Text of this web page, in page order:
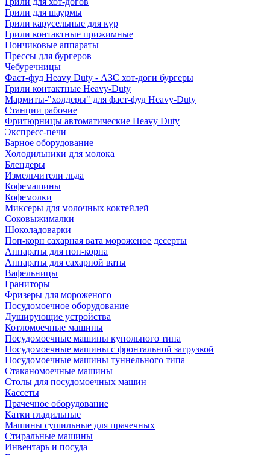
Грили для шаурмы
Грили карусельные для кур
Грили контактные прижимные
Пончиковые аппараты
Прессы для бургеров
Чебуречницы
Фаст-фуд Heavy Duty - АЗС хот-доги бургеры
Грили контактные Heavy-Duty
Мармиты-"холдеры" для фаст-фуд Heavy-Duty
Станции рабочие
Фритюрницы автоматические Heavy Duty
Экспресс-печи
Барное оборудование
Холодильники для молока
Блендеры
Измельчители льда
Кофемашины
Кофемолки
Миксеры для молочных коктейлей
Соковыжималки
Шоколадоварки
Поп-корн сахарная вата мороженое десерты
Аппараты для поп-корна
Аппараты для сахарной ваты
Вафельницы
Граниторы
Фризеры для мороженого
Посудомоечное оборудование
Душирующие устройства
Котломоечные машины
Посудомоечные машины купольного типа
Посудомоечные машины с фронтальной загрузкой
Посудомоечные машины туннельного типа
Стаканомоечные машины
Столы для посудомоечных машин
Кассеты
Прачечное оборудование
Катки гладильные
Машины сушильные для прачечных
Стиральные машины
Инвентарь и посуда